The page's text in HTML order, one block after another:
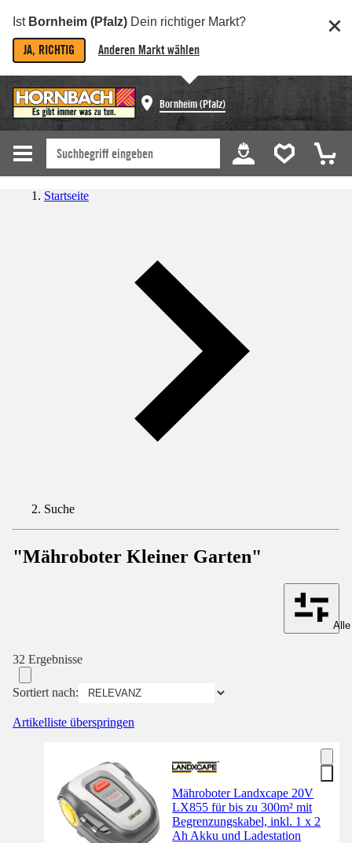
Ist Bornheim (Pfalz) Dein richtiger Markt?
JA, RICHTIG Anderen Markt wählen
Bornheim (Pfalz)
Startseite
Suche
"Mähroboter Kleiner Garten"
32 Ergebnisse
Sortiert nach:
Artikelliste überspringen
Mähroboter Landxcape 20V
LX855 für bis zu 300m² mit
Begrenzungskabel, inkl. 1 x 2
Ah Akku und Ladestation